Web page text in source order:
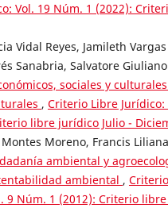
Vol. 19 Núm. 1 (2022):
Vidal Reyes, Jamileth
Sanabria, Salvatore
sociales y
, Criterio Libre Jurídico:
libre jurídico Julio -
Montes Moreno, Francis
ambiental y
ambiental ,
9 Núm. 1 (2012): Criterio